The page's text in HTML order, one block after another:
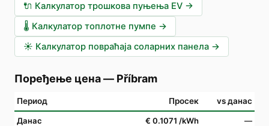
🔌 Калкулатор трошкова пуњења EV →
🌡️ Калкулатор топлотне пумпе →
☀️ Калкулатор повраћаја соларних панела →
Поређење цена— Příbram
Период Просек vs данас
Данас € 0.1071 /kWh
—